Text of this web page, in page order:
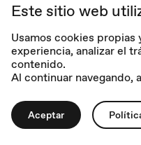
V. 2.0.1
Este sitio web
Usamos cookies
experiencia, analizar el
contenido.
Al continuar navegando,
Aceptar